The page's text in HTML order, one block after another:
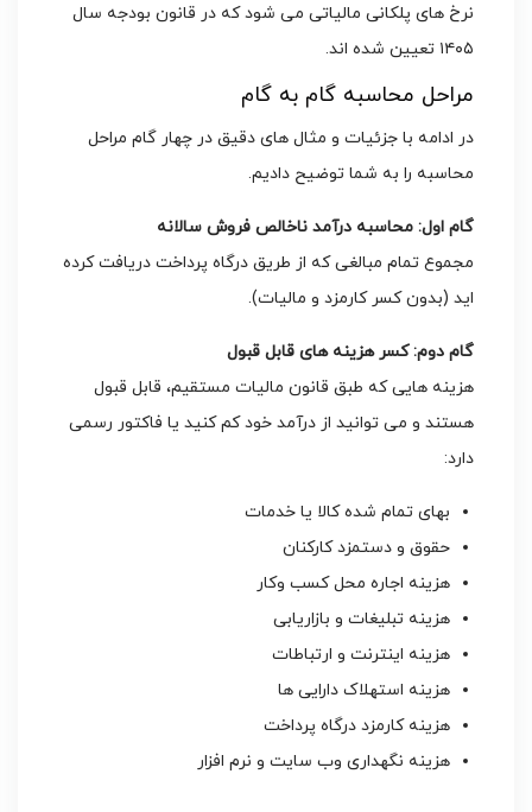
نرخ های پلکانی مالیاتی می شود که در قانون بودجه سال
۱۴۰۵ تعیین شده اند.
مراحل محاسبه گام به گام
در ادامه با جزئیات و مثال های دقیق در چهار گام مراحل
محاسبه را به شما توضیح دادیم.
گام اول: محاسبه درآمد ناخالص فروش سالانه
مجموع تمام مبالغی که از طریق درگاه پرداخت دریافت کرده
اید (بدون کسر کارمزد و مالیات).
گام دوم: کسر هزینه های قابل قبول
هزینه هایی که طبق قانون مالیات مستقیم، قابل قبول
هستند و می توانید از درآمد خود کم کنید یا فاکتور رسمی
دارد:
بهای تمام شده کالا یا خدمات
حقوق و دستمزد کارکنان
هزینه اجاره محل کسب وکار
هزینه تبلیغات و بازاریابی
هزینه اینترنت و ارتباطات
هزینه استهلاک دارایی ها
هزینه کارمزد درگاه پرداخت
هزینه نگهداری وب سایت و نرم افزار